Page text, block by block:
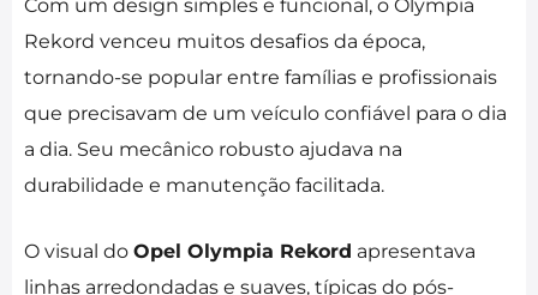
Com um design simples e funcional, o Olympia
Rekord venceu muitos desafios da época,
tornando-se popular entre famílias e profissionais
que precisavam de um veículo confiável para o dia
a dia. Seu mecânico robusto ajudava na
durabilidade e manutenção facilitada.
O visual do Opel Olympia Rekord apresentava
linhas arredondadas e suaves, típicas do pós-